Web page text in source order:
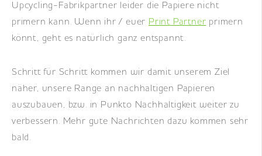
Upcycling-Fabrikpartner leider die Papiere nicht
primern kann. Wenn ihr / euer Print Partner primern
könnt, geht es natürlich ganz entspannt.
Schritt für Schritt kommen wir damit unserem Ziel
näher, unsere Range an nachhaltigen Papieren
auszubauen, bzw. in Punkto Nachhaltigkeit weiter zu
verbessern. Mehr gute Nachrichten dazu kommen sehr
bald.